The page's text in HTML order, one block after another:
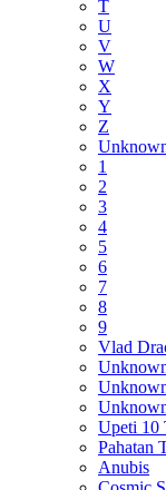
T
U
V
W
X
Y
Z
1
2
3
4
5
6
7
8
9
Vlad
Upeti 10
Pahatan
Anubis